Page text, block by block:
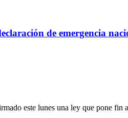
de emergencia
este lunes una ley que pone fin